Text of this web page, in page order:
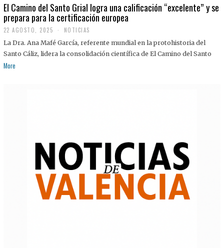
El Camino del Santo Grial logra una calificación “excelente” y se
prepara para la certificación europea
22 AGOSTO, 2025
2
A
G
NOTICIAS
La Dra. Ana Mafé García, referente mundial en la protohistoria del
Santo Cáliz, lidera la consolidación científica de El Camino del Santo
More